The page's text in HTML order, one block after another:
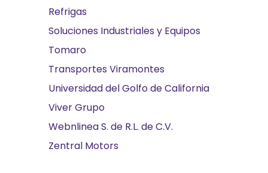
Refrigas
Soluciones Industriales y Equipos
Tomaro
Transportes Viramontes
Universidad del Golfo de California
Viver Grupo
Webnlinea S. de R.L. de C.V.
Zentral Motors